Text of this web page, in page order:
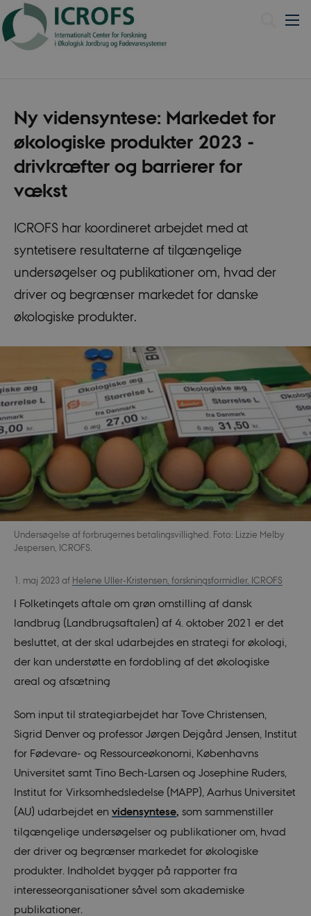
Ny vidensyntese: Markedet for
økologiske produkter 2023 -
drivkræfter og barrierer for
vækst
ICROFS har koordineret arbejdet med at
syntetisere resultaterne af tilgængelige
undersøgelser og publikationer om, hvad der
driver og begrænser markedet for danske
økologiske produkter.
Undersøgelse af forbrugernes betalingsvillighed. Foto: Lizzie Melby
Jespersen, ICROFS.
1. maj 2023 af Helene Uller-Kristensen, forskningsformidler, ICROFS
I Folketingets aftale om grøn omstilling af dansk
landbrug (Landbrugsaftalen) af 4. oktober 2021 er det
besluttet, at der skal udarbejdes en strategi for økologi,
der kan understøtte en fordobling af det økologiske
areal og afsætning
Som input til strategiarbejdet har Tove Christensen,
Sigrid Denver og professor Jørgen Dejgård Jensen, Institut
for Fødevare- og Ressourceøkonomi, Københavns
Universitet samt Tino Bech-Larsen og Josephine Ruders,
Institut for Virksomhedsledelse (MAPP), Aarhus Universitet
(AU) udarbejdet en vidensyntese, som sammenstiller
tilgængelige undersøgelser og publikationer om, hvad
der driver og begrænser markedet for økologiske
produkter. Indholdet bygger på rapporter fra
interesseorganisationer såvel som akademiske
publikationer.